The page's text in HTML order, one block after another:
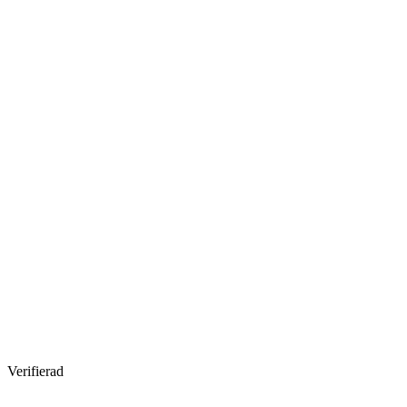
Verifierad